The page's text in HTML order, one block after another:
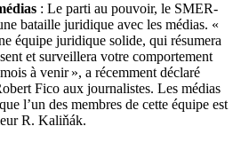
: Le parti au pouvoir, le SMER-
bataille juridique avec les médias. «
équipe juridique solide, qui résumera
et surveillera votre comportement
à venir », a récemment déclaré
Fico aux journalistes. Les médias
l’un des membres de cette équipe est
R. Kaliňák.